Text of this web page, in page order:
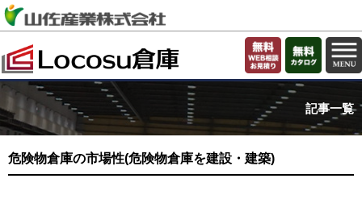
記事一覧
危険物倉庫の市場性(危険物倉庫を建設・建築)